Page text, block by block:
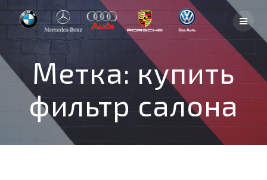
to
content
Метка: купить
фильтр салона